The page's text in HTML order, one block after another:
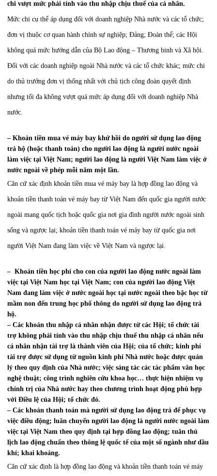
chi vượt mức phải tính vào thu nhập chịu thuế của cá nhân.
Mức chi cụ thể áp dụng đối với doanh nghiệp Nhà nước và các tổ chức;
đơn vị thuộc cơ quan hành chính sự nghiệp; Đảng; Đoàn thể; các Hội
không quá mức hướng dẫn của Bộ Lao động – Thương binh và Xã hội.
Đối với các doanh nghiệp ngoài Nhà nước và các tổ chức khác; mức chi
do thủ trưởng đơn vị thống nhất với chủ tịch công đoàn quyết định
nhưng tối đa không vượt quá mức áp dụng đối với doanh nghiệp Nhà
nước.
– Khoản tiền mua vé máy bay khứ hồi do người sử dụng lao động
trả hộ (hoặc thanh toán) cho người lao động là người nước ngoài
làm việc tại Việt Nam; người lao động là người Việt Nam làm việc ở
nước ngoài về phép mỗi năm một lần.
Căn cứ xác định khoản tiền mua vé máy bay là hợp đồng lao động và
khoản tiền thanh toán vé máy bay từ Việt Nam đến quốc gia người nước
ngoài mang quốc tịch hoặc quốc gia nơi gia đình người nước ngoài sinh
sống và ngược lại; khoản tiền thanh toán vé máy bay từ quốc gia nơi
người Việt Nam đang làm việc về Việt Nam và ngược lại.
– Khoản tiền học phí cho con của người lao động nước ngoài làm
việc tại Việt Nam học tại Việt Nam; con của người lao động Việt
Nam đang làm việc ở nước ngoài học tại nước ngoài theo bậc học từ
mầm non đến trung học phổ thông do người sử dụng lao động trả
hộ.
– Các khoản thu nhập cá nhân nhận được từ các Hội; tổ chức tài
trợ không phải tính vào thu nhập chịu thuế thu nhập cá nhân nếu
cá nhân nhận tài trợ là thành viên của Hội; của tổ chức; kinh phí
tài trợ được sử dụng từ nguồn kinh phí Nhà nước hoặc được quản
lý theo quy định của Nhà nước; việc sáng tác các tác phẩm văn học
nghệ thuật; công trình nghiên cứu khoa học… thực hiện nhiệm vụ
chính trị của Nhà nước hay theo chương trình hoạt động phù hợp
với Điều lệ của Hội; tổ chức đó.
– Các khoản thanh toán mà người sử dụng lao động trả để phục vụ
việc điều động; luân chuyển người lao động là người nước ngoài làm
việc tại Việt Nam theo quy định tại hợp đồng lao động; tuân thủ
lịch lao động chuẩn theo thông lệ quốc tế của một số ngành như dầu
khí; khai khoáng.
Căn cứ xác định là hợp đồng lao động và khoản tiền thanh toán vé máy